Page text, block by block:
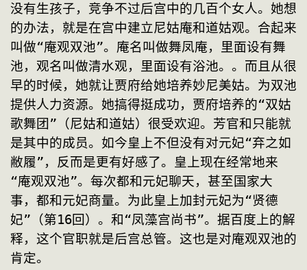
没有生孩子，竞争不过后宫中的几百个女人。她想
的办法，就是在宫中建立尼姑庵和道姑观。合起来
叫做“庵观双池”。庵名叫做舞凤庵，里面设有舞
池，观名叫做清水观，里面设有浴池。。而且从很
早的时候，她就让贾府给她培养妙尼美姑。为双池
提供人力资源。她搞得挺成功，贾府培养的“双姑
歌舞团”（尼姑和道姑）很受欢迎。芳官和只能就
是其中的成员。如今皇上不但没有对元妃“弃之如
敝履”，反而是更有好感了。皇上现在经常地来
“庵观双池”。每次都和元妃聊天，甚至国家大
事，都和元妃商量。为此皇上加封元妃为“贤德
妃”（第16回）。和“凤藻宫尚书”。据百度上的解
释，这个官职就是后宫总管。这也是对庵观双池的
肯定。